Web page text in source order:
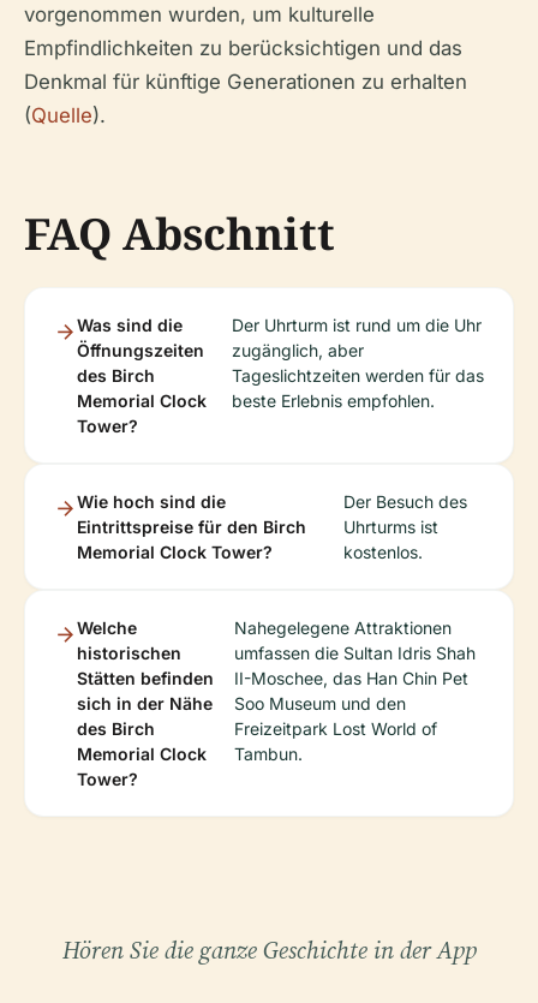
vorgenommen wurden, um kulturelle
Empfindlichkeiten zu berücksichtigen und das
Denkmal für künftige Generationen zu erhalten
(Quelle).
FAQ Abschnitt
Was sind die
Öffnungszeiten
des Birch
Memorial Clock
Tower?
Der Uhrturm ist rund um die Uhr
zugänglich, aber
Tageslichtzeiten werden für das
beste Erlebnis empfohlen.
Wie hoch sind die
Eintrittspreise für den Birch
Memorial Clock Tower?
Der Besuch des
Uhrturms ist
kostenlos.
Welche
historischen
Stätten befinden
sich in der Nähe
des Birch
Memorial Clock
Tower?
Nahegelegene Attraktionen
umfassen die Sultan Idris Shah
II-Moschee, das Han Chin Pet
Soo Museum und den
Freizeitpark Lost World of
Tambun.
Hören Sie die ganze Geschichte in der App